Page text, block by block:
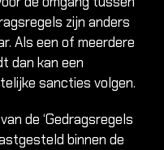
zijn anders
Als een of meerdere
dan kan een
sancties volgen.
de ‘Gedragsregels
binnen de